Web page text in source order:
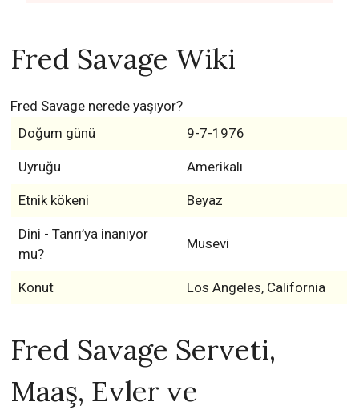
Fred Savage Wiki
Fred Savage nerede yaşıyor?
Doğum günü
9-7-1976
Uyruğu Amerikalı
Etnik kökeni Beyaz
Dini - Tanrı’ya inanıyor
mu?
Musevi
Konut Los Angeles, California
Fred Savage Serveti,
Maaş, Evler ve